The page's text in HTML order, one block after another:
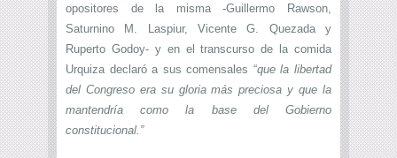
opositores de la misma -Guillermo Rawson,
Saturnino M. Laspiur, Vicente G. Quezada y
Ruperto Godoy- y en el transcurso de la comida
Urquiza declaró a sus comensales “que la libertad
del Congreso era su gloria más preciosa y que la
mantendría como la base del Gobierno
constitucional.”